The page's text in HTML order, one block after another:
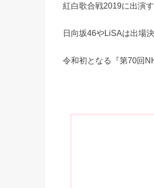
紅白歌合戦2019に出演
日向坂46やLiSAは出場
令和初となる『第70回